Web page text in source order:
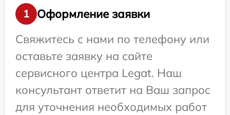
1
Оформление заявки
Свяжитесь с нами по телефону или
оставьте заявку на сайте
сервисного центра Legat. Наш
консультант ответит на Ваш запрос
для уточнения необходимых работ